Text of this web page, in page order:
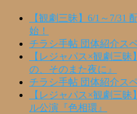
【観劇三昧】6/1～7/31
始！
チラシ手帖 団体紹介ス
【レジャパス×観劇三
の、そのまた夜に』
チラシ手帖 団体紹介ス
【レジャパス×観劇三
ル公演『色相環』